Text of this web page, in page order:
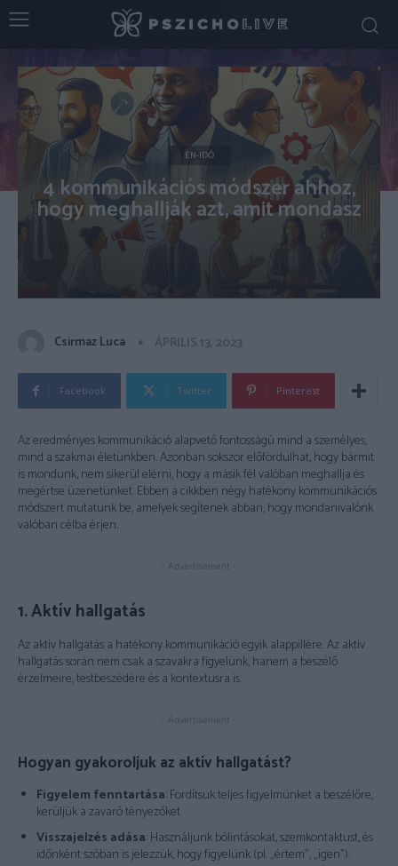
ÉN-IDŐ
4 kommunikációs módszer ahhoz,
hogy meghallják azt, amit mondasz
Csirmaz Luca ÁPRILIS 13, 2023
Facebook Twitter Pinterest
Az eredményes kommunikáció alapvető fontosságú mind a személyes,
mind a szakmai életünkben. Azonban sokszor előfordulhat, hogy bármit
is mondunk, nem sikerül elérni, hogy a másik fél valóban meghallja és
megértse üzenetünket. Ebben a cikkben négy hatékony kommunikációs
módszert mutatunk be, amelyek segítenek abban, hogy mondanivalónk
valóban célba érjen.
- Advertisement -
1. Aktív hallgatás
Az aktív hallgatás a hatékony kommunikáció egyik alappillére. Az aktív
hallgatás során nem csak a szavakra figyelünk, hanem a beszélő
érzelmeire, testbeszédére és a kontextusra is.
- Advertisement -
Hogyan gyakoroljuk az aktív hallgatást?
Figyelem fenntartása: Fordítsuk teljes figyelmünket a beszélőre,
kerüljük a zavaró tényezőket.
Visszajelzés adása: Használjunk bólintásokat, szemkontaktust, és
időnként szóban is jelezzük, hogy figyelünk (pl. „értem”, „igen”).